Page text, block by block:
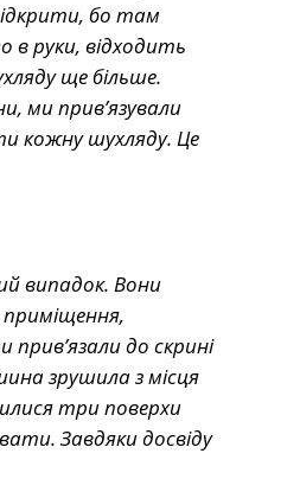
бо там
в руки, відходить
ще більше.
ми прив’язували
кожну шухляду. Це
випадок. Вони
приміщення,
прив’язали до скрині
зрушила з місця
три поверхи
Завдяки досвіду